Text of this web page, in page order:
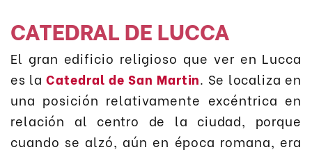
CATEDRAL DE LUCCA
El gran edificio religioso que ver en Lucca
es laCatedral de San Martin. Se localiza en
una posición relativamente excéntrica en
relación al centro de la ciudad, porque
cuando se alzó, aún en época romana, era